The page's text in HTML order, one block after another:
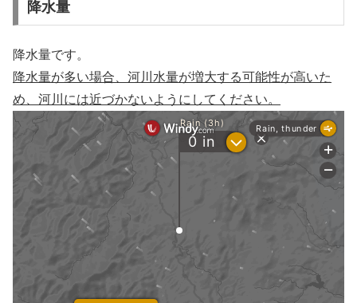
降水量
降水量です。
降水量が多い場合、河川水量が増大する可能性が高いた
め、河川には近づかないようにしてください。